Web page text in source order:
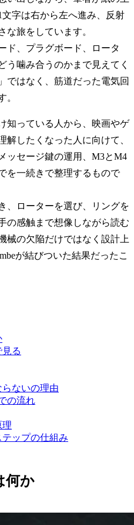
字は右から左へ進み、反射
な旅をしています。
ド、プラグボード、ロータ
う噛み合うのかまで見えてく
ではなく、筋道だった電気回
。
知っている人から、映画やゲ
解したくなった人に向けて、
ッセージ鍵の運用、M3とM4
を一続きで整理するもので
、ローターを選び、リングを
の感触まで想像しながら読む
械の欠陥だけではなく設計上
が結びついた結果だったこ
る
ないの理由
の流れ
理
ップの仕組み
何か